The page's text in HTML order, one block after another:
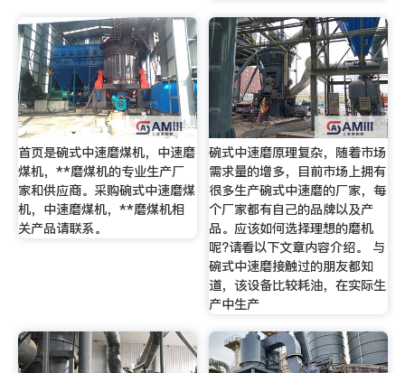
首页是碗式中速磨煤机，中速磨
煤机，**磨煤机的专业生产厂
家和供应商。采购碗式中速磨煤
机，中速磨煤机，**磨煤机相
关产品请联系。
碗式中速磨原理复杂，随着市场
需求量的增多，目前市场上拥有
很多生产碗式中速磨的厂家，每
个厂家都有自己的品牌以及产
品。应该如何选择理想的磨机
呢?请看以下文章内容介绍。 与
碗式中速磨接触过的朋友都知
道，该设备比较耗油，在实际生
产中生产